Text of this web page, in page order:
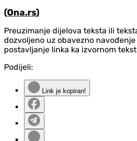
(Ona.rs)
Preuzimanje dijelova teksta ili
dozvoljeno uz obavezno
postavljanje linka ka izvornom
Podijeli:
Link je kopiran!